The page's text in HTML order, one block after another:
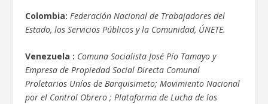
Colombia: Federación Nacional de Trabajadores del
Estado, los Servicios Públicos y la Comunidad, ÚNETE.
Venezuela : Comuna Socialista José Pío Tamayo y
Empresa de Propiedad Social Directa Comunal
Proletarios Uníos de Barquisimeto; Movimiento Nacional
por el Control Obrero ; Plataforma de Lucha de los